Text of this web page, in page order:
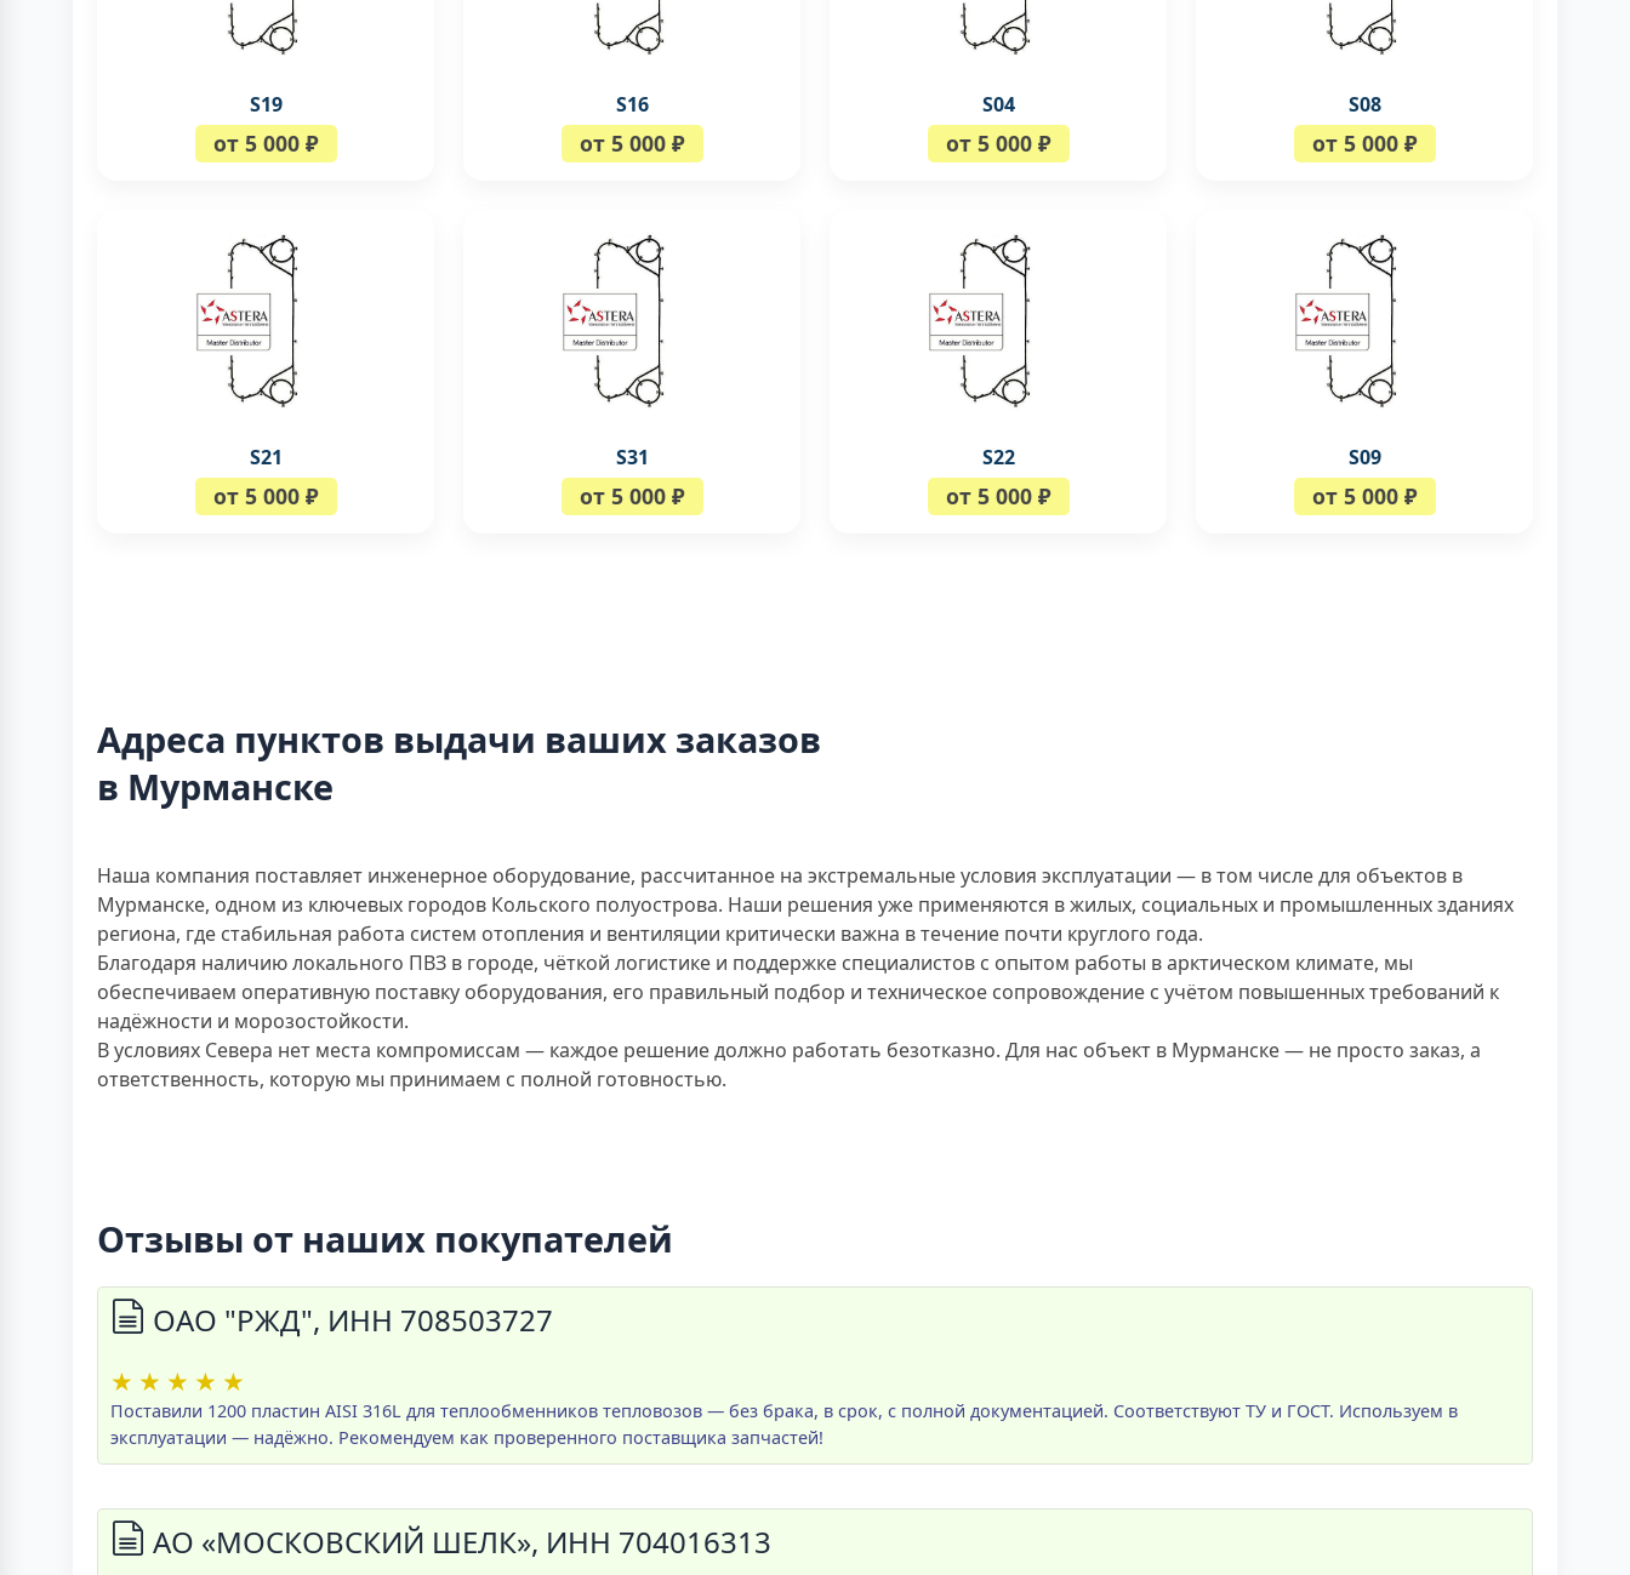
S19
от 5 000 ₽
S16
от 5 000 ₽
S04
от 5 000 ₽
S08
от 5 000 ₽
S21
от 5 000 ₽
S31
от 5 000 ₽
S22
от 5 000 ₽
S09
от 5 000 ₽
Адреса пунктов выдачи ваших заказов
в Мурманске
Наша компания поставляет инженерное оборудование, рассчитанное на экстремальные условия эксплуатации — в том числе для объектов в
Мурманске, одном из ключевых городов Кольского полуострова. Наши решения уже применяются в жилых, социальных и промышленных зданиях
региона, где стабильная работа систем отопления и вентиляции критически важна в течение почти круглого года.
Благодаря наличию локального ПВЗ в городе, чёткой логистике и поддержке специалистов с опытом работы в арктическом климате, мы
обеспечиваем оперативную поставку оборудования, его правильный подбор и техническое сопровождение с учётом повышенных требований к
надёжности и морозостойкости.
В условиях Севера нет места компромиссам — каждое решение должно работать безотказно. Для нас объект в Мурманске — не просто заказ, а
ответственность, которую мы принимаем с полной готовностью.
Отзывы от наших покупателей
ОАО "РЖД", ИНН 708503727
★ ★ ★ ★ ★
Поставили 1200 пластин AISI 316L для теплообменников тепловозов — без брака, в срок, с полной документацией. Соответствуют ТУ и ГОСТ. Используем в
эксплуатации — надёжно. Рекомендуем как проверенного поставщика запчастей!
АО «МОСКОВСКИЙ ШЕЛК», ИНН 704016313